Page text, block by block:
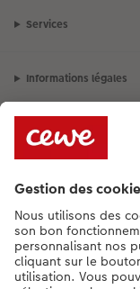
Services
Informations légales
Assortiment
**Besoin d'aide ou